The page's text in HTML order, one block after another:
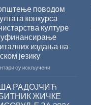
поводом
конкурса
културе
издања на
језику
су искљученина
поводом
резултата
конкурса
РАДОЈЧИЋ
ЖИЧКЕ